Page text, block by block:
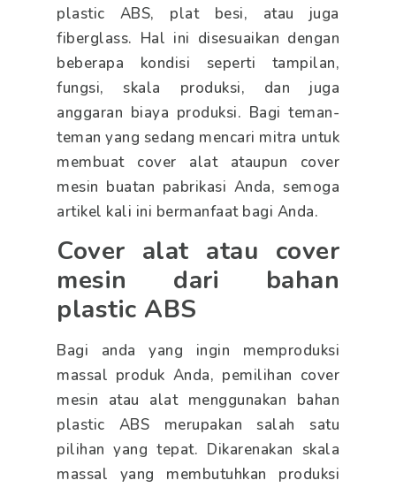
plastic ABS, plat besi, atau juga
fiberglass. Hal ini disesuaikan dengan
beberapa kondisi seperti tampilan,
fungsi, skala produksi, dan juga
anggaran biaya produksi. Bagi teman-
teman yang sedang mencari mitra untuk
membuat cover alat ataupun cover
mesin buatan pabrikasi Anda, semoga
artikel kali ini bermanfaat bagi Anda.
Cover alat atau cover
mesin dari bahan
plastic ABS
Bagi anda yang ingin memproduksi
massal produk Anda, pemilihan cover
mesin atau alat menggunakan bahan
plastic ABS merupakan salah satu
pilihan yang tepat. Dikarenakan skala
massal yang membutuhkan produksi